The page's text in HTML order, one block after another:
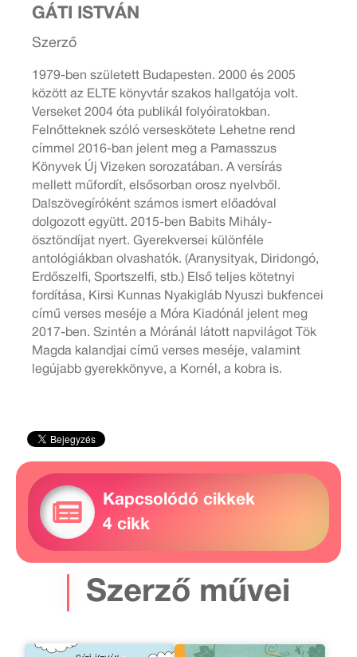
GÁTI ISTVÁN
Szerző
1979-ben született Budapesten. 2000 és 2005
között az ELTE könyvtár szakos hallgatója volt.
Verseket 2004 óta publikál folyóiratokban.
Felnőtteknek szóló verseskötete Lehetne rend
címmel 2016-ban jelent meg a Parnasszus
Könyvek Új Vizeken sorozatában. A versírás
mellett műfordít, elsősorban orosz nyelvből.
Dalszövegíróként számos ismert előadóval
dolgozott együtt. 2015-ben Babits Mihály-
ösztöndíjat nyert. Gyerekversei különféle
antológiákban olvashatók. (Aranysityak, Diridongó,
Erdőszelfi, Sportszelfi, stb.) Első teljes kötetnyi
fordítása, Kirsi Kunnas Nyakigláb Nyuszi bukfencei
című verses meséje a Móra Kiadónál jelent meg
2017-ben. Szintén a Móránál látott napvilágot Tök
Magda kalandjai című verses meséje, valamint
legújabb gyerekkönyve, a Kornél, a kobra is.
Kapcsolódó cikkek
4 cikk
Szerző művei